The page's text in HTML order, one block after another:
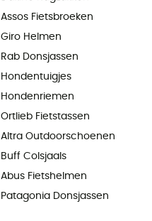
Assos Fietsbroeken
Giro Helmen
Rab Donsjassen
Hondentuigjes
Hondenriemen
Ortlieb Fietstassen
Altra Outdoorschoenen
Buff Colsjaals
Abus Fietshelmen
Patagonia Donsjassen